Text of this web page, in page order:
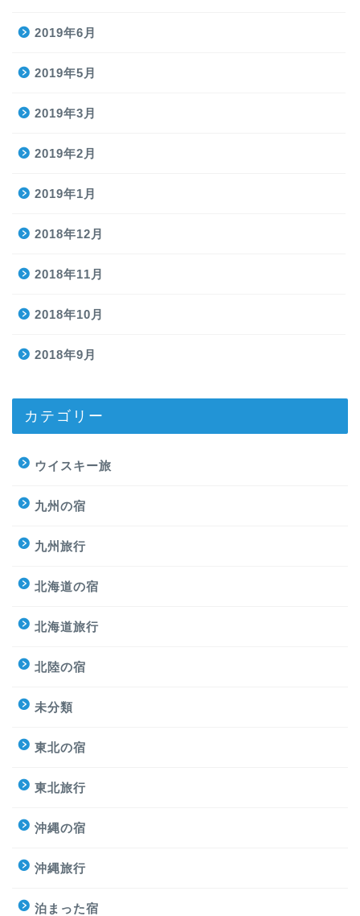
2019年6月
2019年5月
2019年3月
2019年2月
2019年1月
2018年12月
2018年11月
2018年10月
2018年9月
カテゴリー
ウイスキー旅
九州の宿
九州旅行
北海道の宿
北海道旅行
北陸の宿
未分類
東北の宿
東北旅行
沖縄の宿
沖縄旅行
泊まった宿